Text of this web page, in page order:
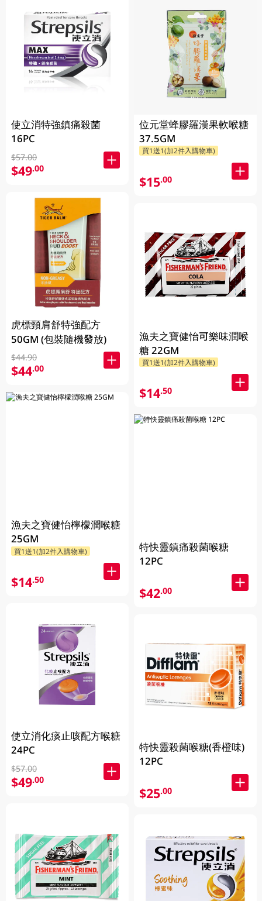
使立消特強鎮痛殺菌
16PC
$57.00
$49.00
虎標頸肩舒特強配方
50GM (包裝隨機發放)
$44.90
$44.00
漁夫之寶健怡檸檬潤喉糖
25GM
買1送1(加2件入購物車)
$14.50
使立消化痰止咳配方喉糖
24PC
$57.00
$49.00
位元堂蜂膠羅漢果軟喉糖
37.5GM
買1送1(加2件入購物車)
$15.00
漁夫之寶健怡可樂味潤喉
糖 22GM
買1送1(加2件入購物車)
$14.50
特快靈鎮痛殺菌喉糖
12PC
$42.00
特快靈殺菌喉糖(香橙味)
12PC
$25.00